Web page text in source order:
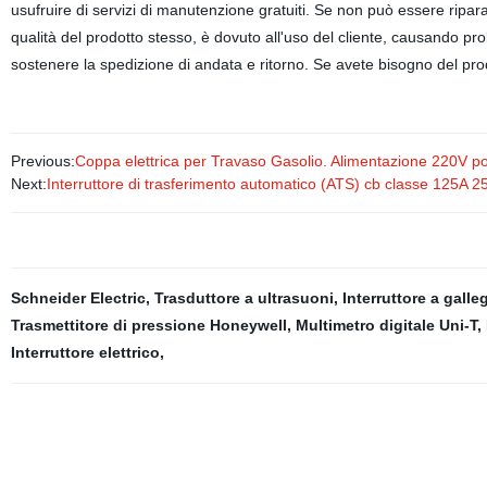
usufruire di servizi di manutenzione gratuiti. Se non può essere
qualità del prodotto stesso, è dovuto all'uso del cliente, causando
sostenere la spedizione di andata e ritorno. Se avete bisogno del
Previous:Coppa elettrica per Travaso Gasolio. Alimentazione 220V
Next:Interruttore di trasferimento automatico (ATS) cb classe 125A
Schneider Electric, Trasduttore a ultrasuoni, Interruttore a
Trasmettitore di pressione Honeywell, Multimetro digitale Uni-T,
Interruttore elettrico,